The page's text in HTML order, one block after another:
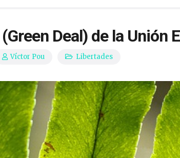
Deal) de la Unión
Víctor Pou Libertades